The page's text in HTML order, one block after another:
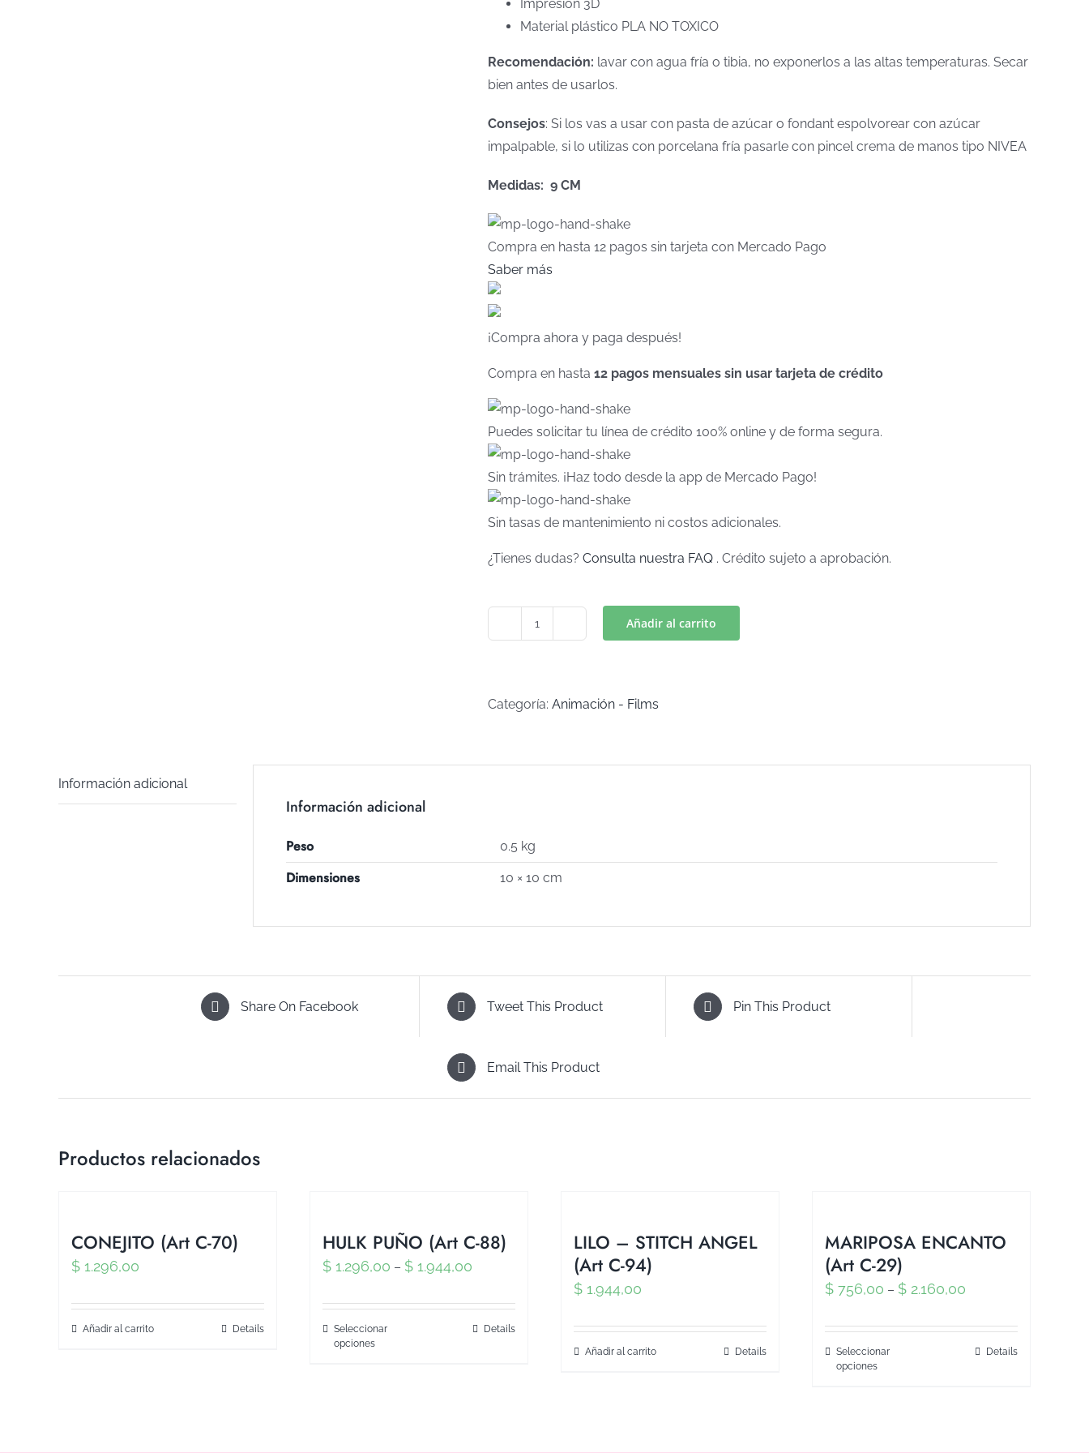
Impresión 3D
Material plástico PLA NO TOXICO
Recomendación: lavar con agua fría o tibia, no exponerlos a las altas temperaturas. Secar
bien antes de usarlos.
Consejos: Si los vas a usar con pasta de azúcar o fondant espolvorear con azúcar
impalpable, si lo utilizas con porcelana fría pasarle con pincel crema de manos tipo NIVEA
Medidas: 9 CM
Compra en hasta 12 pagos sin tarjeta con Mercado Pago
Saber más
¡Compra ahora y paga después!
Compra en hasta 12 pagos mensuales sin usar tarjeta de crédito
Puedes solicitar tu línea de crédito 100% online y de forma segura.
Sin trámites. ¡Haz todo desde la app de Mercado Pago!
Sin tasas de mantenimiento ni costos adicionales.
¿Tienes dudas? Consulta nuestra FAQ . Crédito sujeto a aprobación.
(Art
cantidad
Añadir al carrito
Categoría: Animación - Films
Información adicional
Información adicional
Peso 0.5 kg
Dimensiones 10 × 10 cm
Share On Facebook Tweet This Product Pin This Product
Email This Product
Productos relacionados
CONEJITO (Art C-70)
$ 1.296,00
Añadir al carrito Details
HULK PUÑO (Art C-88)
$ 1.296,00 – $ 1.944,00
Seleccionar
opciones
Details
LILO – STITCH ANGEL
(Art C-94)
$ 1.944,00
Añadir al carrito Details
MARIPOSA ENCANTO
(Art C-29)
$ 756,00 – $ 2.160,00
Seleccionar
opciones
Details